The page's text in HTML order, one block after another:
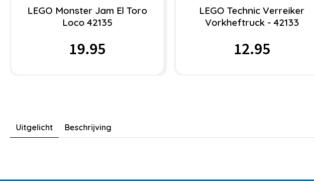
LEGO Monster Jam El Toro
Loco 42135
19.95
LEGO Technic Verreiker
Vorkheftruck - 42133
12.95
Uitgelicht Beschrijving